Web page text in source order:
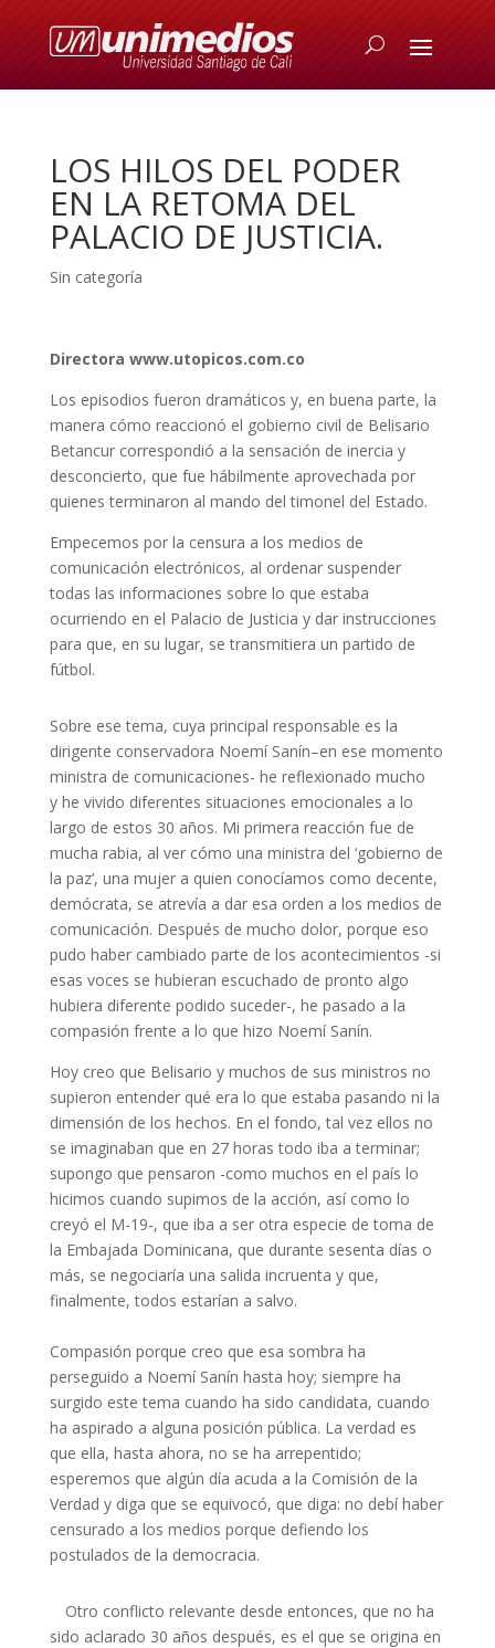
LOS HILOS DEL PODER
EN LA RETOMA DEL
PALACIO DE JUSTICIA.
Sin categoría
Directora www.utopicos.com.co
Los episodios fueron dramáticos y, en buena parte, la
manera cómo reaccionó el gobierno civil de Belisario
Betancur correspondió a la sensación de inercia y
desconcierto, que fue hábilmente aprovechada por
quienes terminaron al mando del timonel del Estado.
Empecemos por la censura a los medios de
comunicación electrónicos, al ordenar suspender
todas las informaciones sobre lo que estaba
ocurriendo en el Palacio de Justicia y dar instrucciones
para que, en su lugar, se transmitiera un partido de
fútbol.
Sobre ese tema, cuya principal responsable es la
dirigente conservadora Noemí Sanín–en ese momento
ministra de comunicaciones- he reflexionado mucho
y he vivido diferentes situaciones emocionales a lo
largo de estos 30 años. Mi primera reacción fue de
mucha rabia, al ver cómo una ministra del ‘gobierno de
la paz’, una mujer a quien conocíamos como decente,
demócrata, se atrevía a dar esa orden a los medios de
comunicación. Después de mucho dolor, porque eso
pudo haber cambiado parte de los acontecimientos -si
esas voces se hubieran escuchado de pronto algo
hubiera diferente podido suceder-, he pasado a la
compasión frente a lo que hizo Noemí Sanín.
Hoy creo que Belisario y muchos de sus ministros no
supieron entender qué era lo que estaba pasando ni la
dimensión de los hechos. En el fondo, tal vez ellos no
se imaginaban que en 27 horas todo iba a terminar;
supongo que pensaron -como muchos en el país lo
hicimos cuando supimos de la acción, así como lo
creyó el M-19-, que iba a ser otra especie de toma de
la Embajada Dominicana, que durante sesenta días o
más, se negociaría una salida incruenta y que,
finalmente, todos estarían a salvo.
Compasión porque creo que esa sombra ha
perseguido a Noemí Sanín hasta hoy; siempre ha
surgido este tema cuando ha sido candidata, cuando
ha aspirado a alguna posición pública. La verdad es
que ella, hasta ahora, no se ha arrepentido;
esperemos que algún día acuda a la Comisión de la
Verdad y diga que se equivocó, que diga: no debí haber
censurado a los medios porque defiendo los
postulados de la democracia.
Otro conflicto relevante desde entonces, que no ha
sido aclarado 30 años después, es el que se origina en